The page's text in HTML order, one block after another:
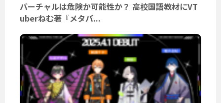
バーチャルは危険か可能性か？ 高校国語教材にVT
uberねむ著『メタバ...